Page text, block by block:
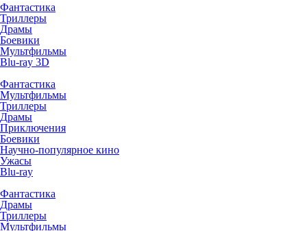
Фантастика
Триллеры
Драмы
Боевики
Мультфильмы
Blu-ray 3D
Фантастика
Мультфильмы
Триллеры
Драмы
Приключения
Боевики
Научно-популярное кино
Ужасы
Blu-ray
Фантастика
Драмы
Триллеры
Мультфильмы